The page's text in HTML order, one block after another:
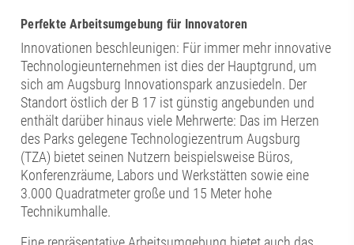
Perfekte Arbeitsumgebung für Innovatoren
Innovationen beschleunigen: Für immer mehr innovative
Technologieunternehmen ist dies der Hauptgrund, um
sich am Augsburg Innovationspark anzusiedeln. Der
Standort östlich der B 17 ist günstig angebunden und
enthält darüber hinaus viele Mehrwerte: Das im Herzen
des Parks gelegene Technologiezentrum Augsburg
(TZA) bietet seinen Nutzern beispielsweise Büros,
Konferenzräume, Labors und Werkstätten sowie eine
3.000 Quadratmeter große und 15 Meter hohe
Technikumhalle.